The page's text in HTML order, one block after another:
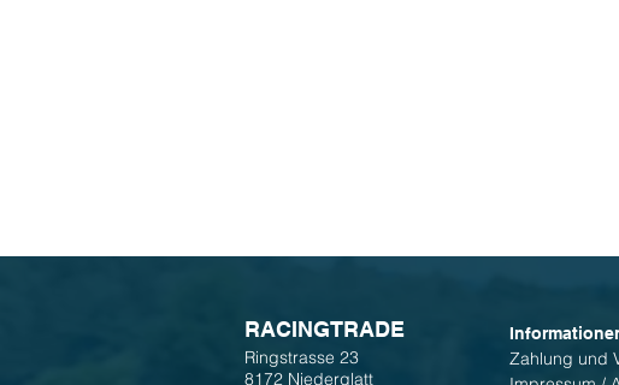
Zahlung und
RACINGTRADE
Ringstrasse 23
8172 Niederglatt